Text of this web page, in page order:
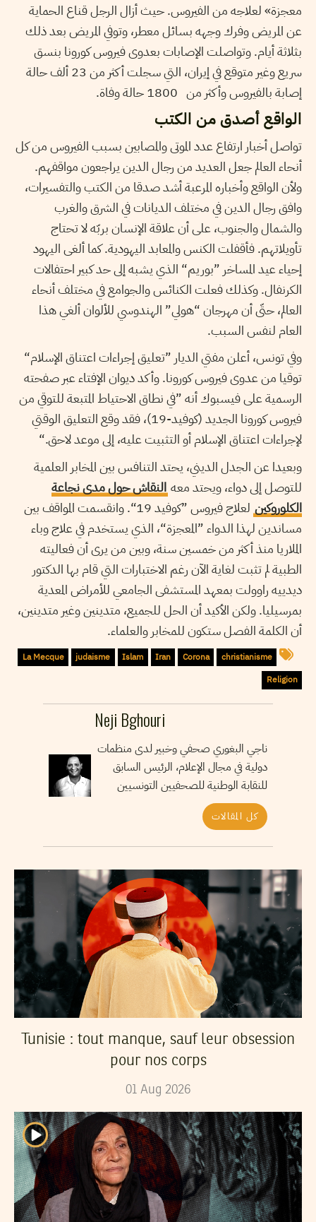
معجزة» لعلاجه من الفيروس. حيث أزال الرجل قناع الحماية
عن المريض وفرك وجهه بسائل معطر، وتوفي المريض بعد ذلك
بثلاثة أيام. وتواصلت الإصابات بعدوى فيروس كورونا بنسق
سريع وغير متوقع في إيران، التي سجلت أكثر من 23 ألف حالة
إصابة بالفيروس وأكثر من 1800 حالة وفاة.
الواقع أصدق من الكتب
تواصل أخبار ارتفاع عدد الموتى والمصابين بسبب الفيروس من كل
أنحاء العالم جعل العديد من رجال الدين يراجعون مواقفهم.
ولأن الواقع وأخباره المرعبة أشد صدقا من الكتب والتفسيرات،
وافق رجال الدين في مختلف الديانات في الشرق والغرب
والشمال والجنوب، على أن علاقة الإنسان بربّه لا تحتاج
تأويلاتهم. فأقفلت الكنس والمعابد اليهودية. كما ألغى اليهود
إحياء عيد المساخر ”بوريم“ الذي يشبه إلى حد كبير احتفالات
الكرنفال. وكذلك فعلت الكنائس والجوامع في مختلف أنحاء
العالم، حتّى أن مهرجان “هولي” الهندوسي للألوان ألغي هذا
العام لنفس السبب.
وفي تونس، أعلن مفتي الديار ”تعليق إجراءات اعتناق الإسلام“
توقيا من عدوى فيروس كورونا. وأكد ديوان الإفتاء عبر صفحته
الرسمية على فيسبوك أنه ”في نطاق الاحتياط المتبعة للتوقي من
فيروس كورونا الجديد (كوفيد-19)، فقد وقع التعليق الوقتي
لإجراءات اعتناق الإسلام أو التثبيت عليه، إلى موعد لاحق.“
وبعيدا عن الجدل الديني، يحتد التنافس بين المخابر العلمية
للتوصل إلى دواء، ويحتد معه النقاش حول مدى نجاعة
الكلوروكين
لعلاج فيروس ”كوفيد 19“. وانقسمت المواقف بين
مساندين لهذا الدواء ”المعجزة“، الذي يستخدم في علاج وباء
الملاريا منذ أكثر من خمسين سنة، وبين من يرى أن فعاليته
الطبية لم تثبت لغاية الآن رغم الاختبارات التي قام بها الدكتور
ديدييه راوولت بمعهد المستشفى الجامعي للأمراض المعدية
بمرسيليا. ولكن الأكيد أن الحل للجميع، متدينين وغير متدينين،
أن الكلمة الفصل ستكون للمخابر والعلماء.
christianisme
Corona
Iran
Islam
judaisme
La Mecque
Religion
Neji Bghouri
ناجي البغوري صحفي وخبير لدى منظمات
دولية في مجال الإعلام، الرئيس السابق
للنقابة الوطنية للصحفيين التونسيين
كل المقالات
Tunisie : tout manque, sauf leur obsession
pour nos corps
01 Aug 2026